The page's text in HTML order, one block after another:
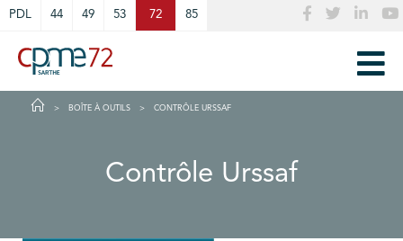
PDL 44 49 53 72 85
BOÎTE À OUTILS CONTRÔLE URSSAF
Contrôle Urssaf
Cookies management panel